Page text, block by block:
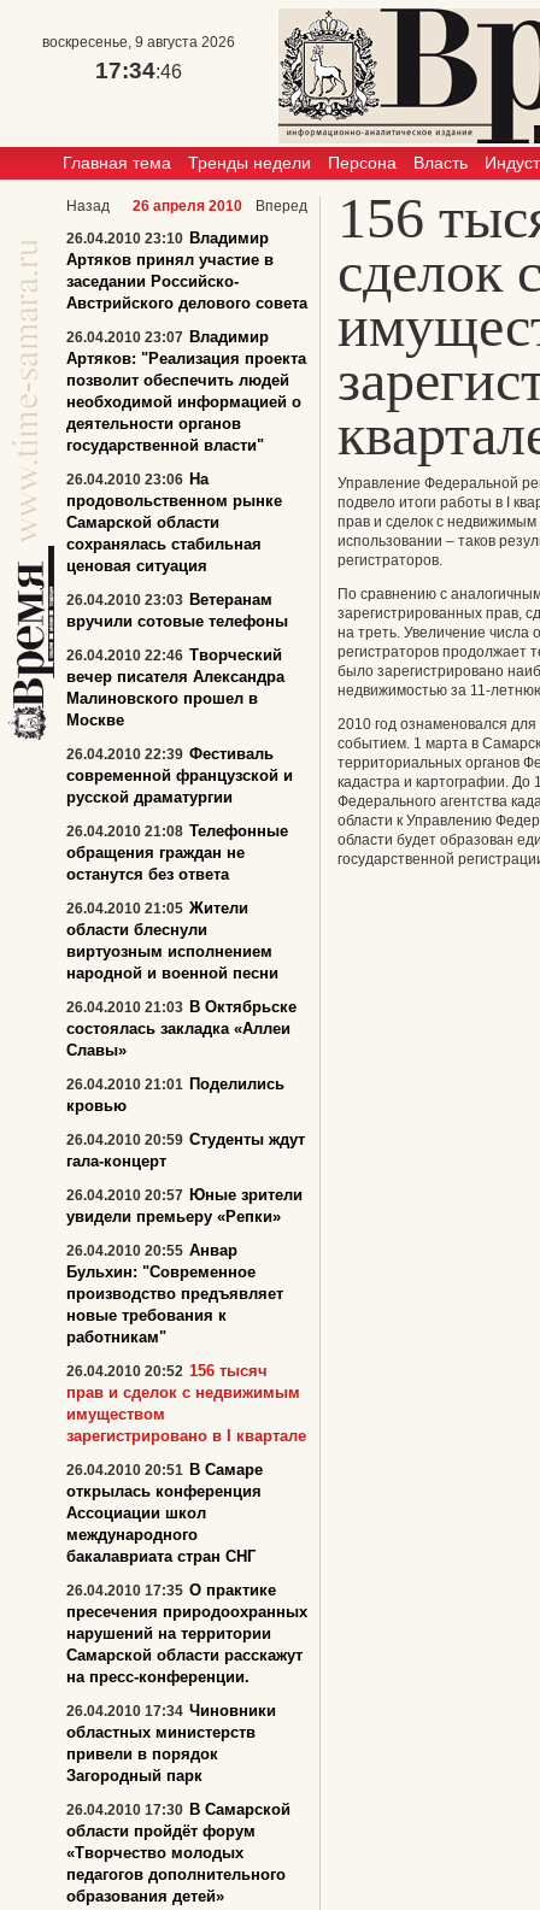
воскресенье, 9 августа 2026
17:34:46
Главная тема Тренды недели Персона Власть
156
сделок
Управление Федеральной
подвело итоги работы в I
прав и сделок с недвижимым
использовании – таков
регистраторов.
По сравнению с
зарегистрированных прав,
на треть. Увеличение числа
регистраторов продолжает
было зарегистрировано
недвижимостью за 11-
2010 год ознаменовался
событием. 1 марта в
территориальных органов
кадастра и картографии. До
Федерального агентства
области к Управлению
области будет образован
государственной
Назад 26 апреля 2010
Вперед
26.04.2010 23:10 Владимир
Артяков принял участие в
заседании Российско-
Австрийского делового совета
26.04.2010 23:07 Владимир
Артяков: "Реализация проекта
позволит обеспечить людей
необходимой информацией о
деятельности органов
государственной власти"
26.04.2010 23:06 На
продовольственном рынке
Самарской области
сохранялась стабильная
ценовая ситуация
26.04.2010 23:03 Ветеранам
вручили сотовые телефоны
26.04.2010 22:46 Творческий
вечер писателя Александра
Малиновского прошел в
Москве
26.04.2010 22:39 Фестиваль
современной французской и
русской драматургии
26.04.2010 21:08 Телефонные
обращения граждан не
останутся без ответа
26.04.2010 21:05 Жители
области блеснули
виртуозным исполнением
народной и военной песни
26.04.2010 21:03 В Октябрьске
состоялась закладка «Аллеи
Славы»
26.04.2010 21:01 Поделились
кровью
26.04.2010 20:59 Студенты ждут
гала-концерт
26.04.2010 20:57 Юные зрители
увидели премьеру «Репки»
26.04.2010 20:55 Анвар
Бульхин: "Современное
производство предъявляет
новые требования к
работникам"
26.04.2010 20:52 156 тысяч
прав и сделок с недвижимым
имуществом
зарегистрировано в I квартале
26.04.2010 20:51 В Самаре
открылась конференция
Ассоциации школ
международного
бакалавриата стран СНГ
26.04.2010 17:35 О практике
пресечения природоохранных
нарушений на территории
Самарской области расскажут
на пресс-конференции.
26.04.2010 17:34 Чиновники
областных министерств
привели в порядок
Загородный парк
26.04.2010 17:30 В Самарской
области пройдёт форум
«Творчество молодых
педагогов дополнительного
образования детей»